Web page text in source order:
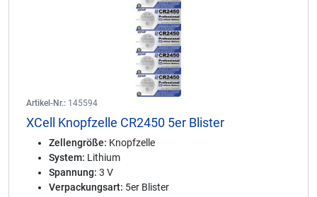
Artikel-Nr.: 145594
XCell Knopfzelle CR2450 5er Blister
Zellengröße: Knopfzelle
System: Lithium
Spannung: 3 V
Verpackungsart: 5er Blister